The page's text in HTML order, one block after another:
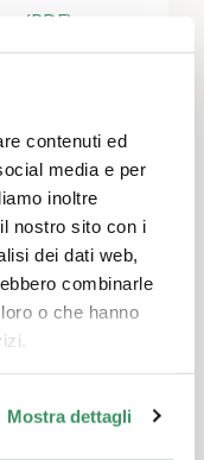
contenuti ed
media e per
inoltre
nostro sito con i
dei dati web,
combinarle
o che hanno
Mostra dettagli
(PDF)
Giappone è
Sabina
di
"Nao"
Dr. Hartmut